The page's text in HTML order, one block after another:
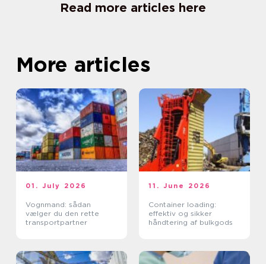
Read more articles here
More articles
01. July 2026
Vognmand: sådan
vælger du den rette
transportpartner
11. June 2026
Container loading:
effektiv og sikker
håndtering af bulkgods